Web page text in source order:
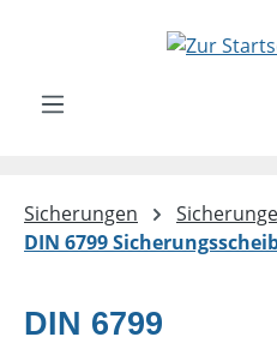
Zum Hauptinhalt springen
Sicherungen
DIN 6799
DIN 6799